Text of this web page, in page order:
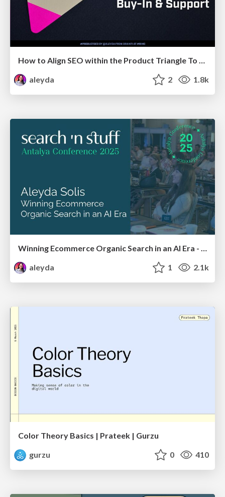
How to Align SEO within the Product Triangle To Get Buy-In & Support - #RIMC
aleyda
2 1.8k
aleyda
1 2.1k
Color Theory Basics | Prateek | Gurzu
gurzu
0 410